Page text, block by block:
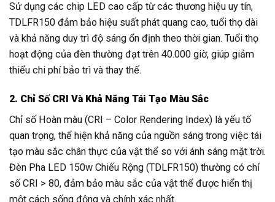
Sử dụng các chip LED cao cấp từ các thương hiệu uy tín,
TDLFR150 đảm bảo hiệu suất phát quang cao, tuổi thọ dài
và khả năng duy trì độ sáng ổn định theo thời gian. Tuổi thọ
hoạt động của đèn thường đạt trên 40.000 giờ, giúp giảm
thiểu chi phí bảo trì và thay thế.
2. Chỉ Số CRI Và Khả Năng Tái Tạo Màu Sắc
Chỉ số Hoàn màu (CRI – Color Rendering Index) là yếu tố
quan trọng, thể hiện khả năng của nguồn sáng trong việc tái
tạo màu sắc chân thực của vật thể so với ánh sáng mặt trời.
Đèn Pha LED 150w Chiếu Rộng (TDLFR150) thường có chỉ
số CRI > 80, đảm bảo màu sắc của vật thể được hiển thị
một cách sống động và chính xác nhất.